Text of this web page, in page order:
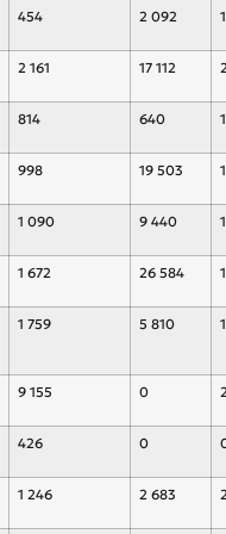
454 2 092 1
2 161 17 112
814 640 1
998 19 503 1
1 090 9 440 1
1 672 26 584 1
1 759 5 810 1
9 155 0
426 0
1 246 2 683